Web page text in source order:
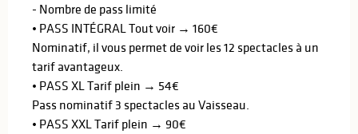
- Nombre de pass limité
• PASS INTÉGRAL Tout voir → 160€
Nominatif, il vous permet de voir les 12 spectacles à un
tarif avantageux.
• PASS XL Tarif plein → 54€
Pass nominatif 3 spectacles au Vaisseau.
• PASS XXL Tarif plein → 90€